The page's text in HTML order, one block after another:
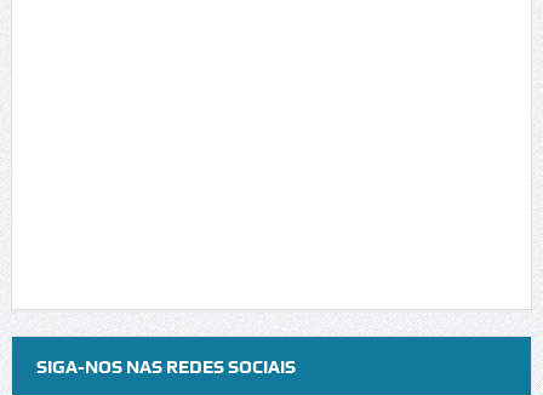
SIGA-NOS NAS REDES SOCIAIS